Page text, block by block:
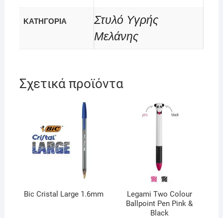
ΚΑΤΗΓΟΡΙΑ
Στυλό Υγρής
Μελάνης
Σχετικά προϊόντα
Bic Cristal Large 1.6mm
Legami Two Colour
Ballpoint Pen Pink &
Black